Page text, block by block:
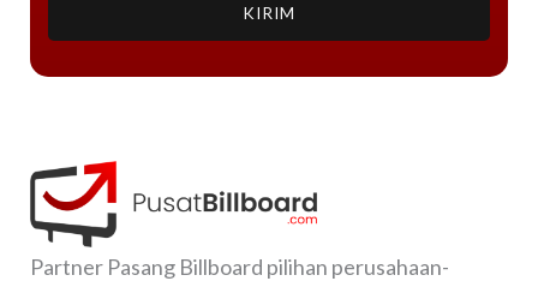
KIRIM
Partner Pasang Billboard pilihan perusahaan-